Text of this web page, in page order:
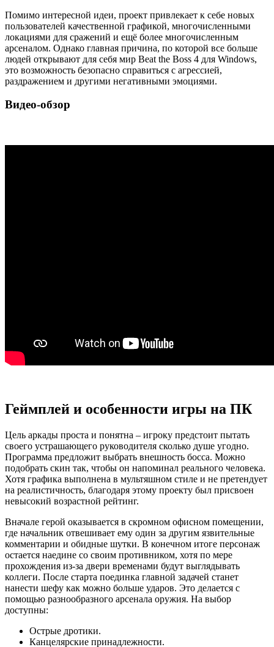
Помимо интересной идеи, проект привлекает к себе новых
пользователей качественной графикой, многочисленными
локациями для сражений и ещё более многочисленным
арсеналом. Однако главная причина, по которой все больше
людей открывают для себя мир Beat the Boss 4 для Windows,
это возможность безопасно справиться с агрессией,
раздражением и другими негативными эмоциями.
Видео-обзор
Геймплей и особенности игры на ПК
Цель аркады проста и понятна – игроку предстоит пытать
своего устрашающего руководителя сколько душе угодно.
Программа предложит выбрать внешность босса. Можно
подобрать скин так, чтобы он напоминал реального человека.
Хотя графика выполнена в мультяшном стиле и не претендует
на реалистичность, благодаря этому проекту был присвоен
невысокий возрастной рейтинг.
Вначале герой оказывается в скромном офисном помещении,
где начальник отвешивает ему один за другим язвительные
комментарии и обидные шутки. В конечном итоге персонаж
остается наедине со своим противником, хотя по мере
прохождения из-за двери временами будут выглядывать
коллеги. После старта поединка главной задачей станет
нанести шефу как можно больше ударов. Это делается с
помощью разнообразного арсенала оружия. На выбор
доступны:
Острые дротики.
Канцелярские принадлежности.